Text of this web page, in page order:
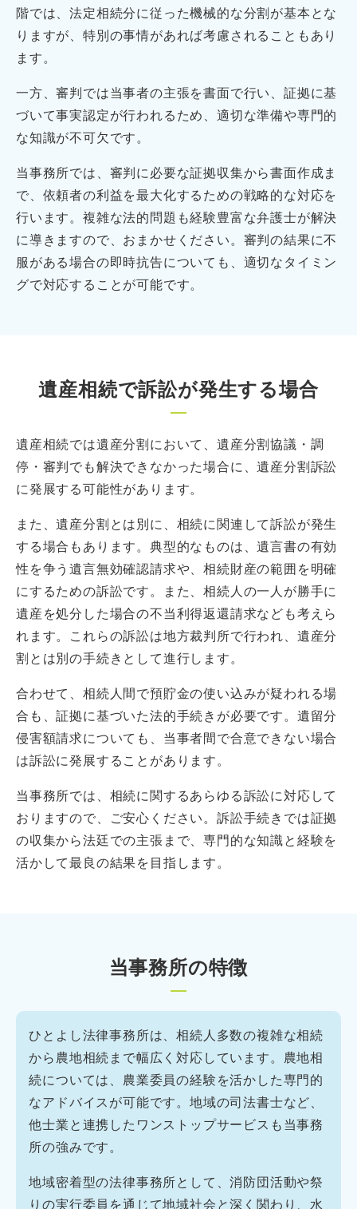
階では、法定相続分に従った機械的な分割が基本とな
りますが、特別の事情があれば考慮されることもあり
ます。
一方、審判では当事者の主張を書面で行い、証拠に基
づいて事実認定が行われるため、適切な準備や専門的
な知識が不可欠です。
当事務所では、審判に必要な証拠収集から書面作成ま
で、依頼者の利益を最大化するための戦略的な対応を
行います。複雑な法的問題も経験豊富な弁護士が解決
に導きますので、おまかせください。審判の結果に不
服がある場合の即時抗告についても、適切なタイミン
グで対応することが可能です。
遺産相続で訴訟が発生する場合
遺産相続では遺産分割において、遺産分割協議・調
停・審判でも解決できなかった場合に、遺産分割訴訟
に発展する可能性があります。
また、遺産分割とは別に、相続に関連して訴訟が発生
する場合もあります。典型的なものは、遺言書の有効
性を争う遺言無効確認請求や、相続財産の範囲を明確
にするための訴訟です。また、相続人の一人が勝手に
遺産を処分した場合の不当利得返還請求なども考えら
れます。これらの訴訟は地方裁判所で行われ、遺産分
割とは別の手続きとして進行します。
合わせて、相続人間で預貯金の使い込みが疑われる場
合も、証拠に基づいた法的手続きが必要です。遺留分
侵害額請求についても、当事者間で合意できない場合
は訴訟に発展することがあります。
当事務所では、相続に関するあらゆる訴訟に対応して
おりますので、ご安心ください。訴訟手続きでは証拠
の収集から法廷での主張まで、専門的な知識と経験を
活かして最良の結果を目指します。
当事務所の特徴
ひとよし法律事務所は、相続人多数の複雑な相続
から農地相続まで幅広く対応しています。農地相
続については、農業委員の経験を活かした専門的
なアドバイスが可能です。地域の司法書士など、
他士業と連携したワンストップサービスも当事務
所の強みです。
地域密着型の法律事務所として、消防団活動や祭
りの実行委員を通じて地域社会と深く関わり、水